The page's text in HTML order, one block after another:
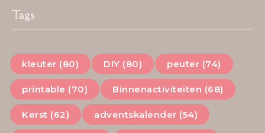
Tags
kleuter (80) DIY (80) peuter (74)
printable (70) Binnenactiviteiten (68)
Kerst (62) adventskalender (54)